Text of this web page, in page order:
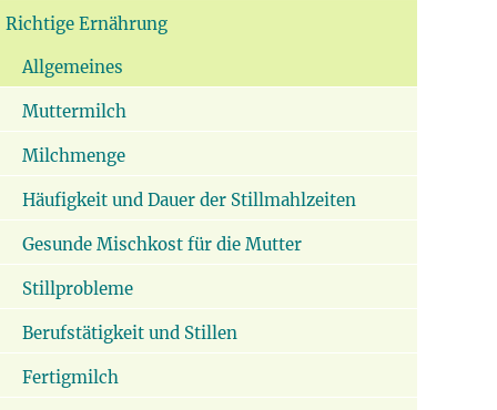
Richtige Ernährung
Allgemeines
Muttermilch
Milchmenge
Häufigkeit und Dauer der Stillmahlzeiten
Gesunde Mischkost für die Mutter
Stillprobleme
Berufstätigkeit und Stillen
Fertigmilch